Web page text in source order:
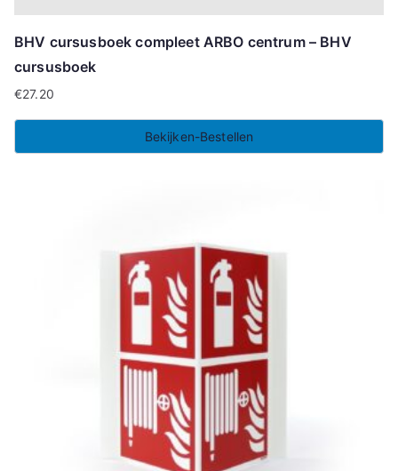
BHV cursusboek compleet ARBO centrum – BHV
cursusboek
€27.20
Bekijken-Bestellen